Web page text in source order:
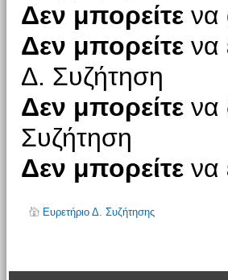
Δεν μπορείτενα
Δεν μπορείτενα
Δ. Συζήτηση
Δεν μπορείτενα
Συζήτηση
Δεν μπορείτενα
Ευρετήριο Δ. Συζήτησης